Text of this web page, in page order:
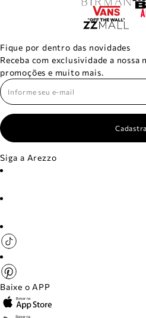
Fique por dentro das novidades
Receba com exclusividade a
promoções e muito mais.
Siga a Arezzo
Baixe o APP